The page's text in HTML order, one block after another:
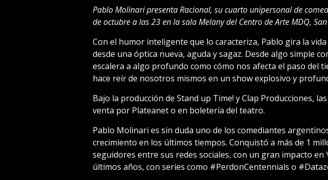
Pablo Molinari presenta Racional, su cuarto unipersonal de
de octubre a las 23 en la sala Melany del Centro de Arte MDQ,
Con el humor inteligente que lo caracteriza, Pablo gira la
desde una óptica nueva, aguda y sagaz. Desde algo simple
escalera a algo profundo como cómo nos afecta el paso del
hace reír de nosotros mismos en un show explosivo y
Bajo la producción de Stand up Time! y Clap Producciones,
venta por Plateanet o en boletería del teatro.
Pablo Molinari es sin duda uno de los comediantes
crecimiento en los últimos tiempos. Conquistó a más de 1
seguidores entre sus redes sociales, con un gran impacto en
últimos años, con series como #PerdonCentennials o